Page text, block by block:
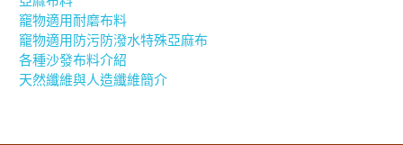
竉物適用耐磨布料
竉物適用防污防潑水特殊亞麻布
各種沙發布料介紹
天然纖維與人造纖維簡介